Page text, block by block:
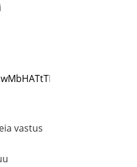
vastus